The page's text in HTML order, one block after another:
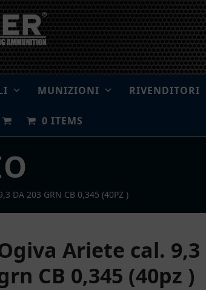
MUNIZIONI RIVENDITORI
0 ITEMS
DA 203 GRN CB 0,345 (40PZ )
Ariete cal. 9,3
CB 0,345 (40pz )